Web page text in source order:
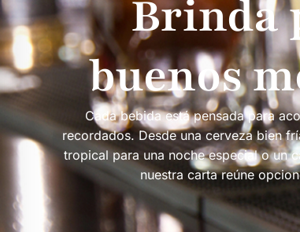
Brinda
buenos
Cada bebida está pensada para
recordados. Desde una cerveza bien
tropical para una noche especial o un
nuestra carta reúne